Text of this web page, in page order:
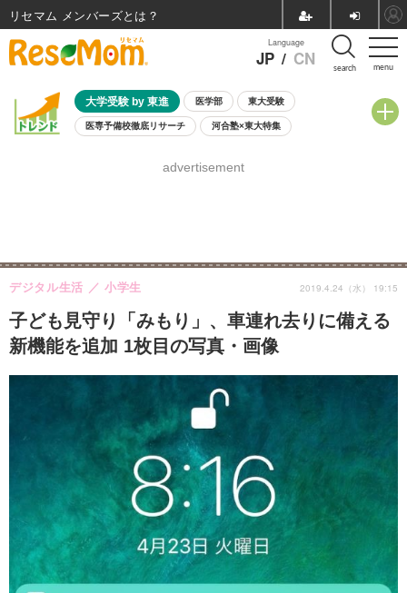
menu
Language
JP / CN search
大学受験 by 東進 医学部 東大受験
医専予備校徹底リサーチ 河合塾×東大特集
8月開催学校説明会・相談会
advertisement
子ども見守り「みもり」、車連れ去りに備える
新機能を追加 1枚目の写真・画像
デジタル生活 小学生 2019.4.24（水） 19:15
リセマム メンバーズ